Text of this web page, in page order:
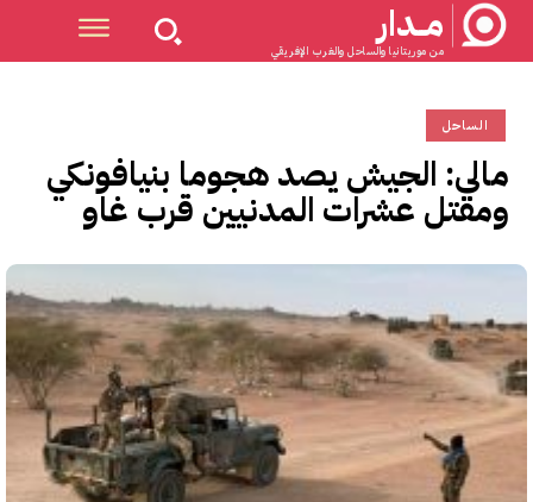
مــدار
من موريتانيا والساحل والغرب الإفريقي
الساحل
مالي: الجيش يصد هجوما بنيافونكي
ومقتل عشرات المدنيين قرب غاو